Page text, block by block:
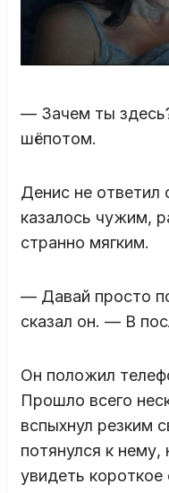
— Зачем ты
шёпотом.
Денис не ответил
казалось чужим,
странно мягким.
— Давай просто
сказал он. — В
Он положил
Прошло всего
вспыхнул резким
потянулся к
увидеть